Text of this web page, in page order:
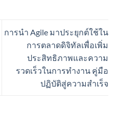
การนำ Agile มาประยุกต์ใช้ใน
การตลาดดิจิทัลเพื่อเพิ่ม
ประสิทธิภาพและความ
รวดเร็วในการทำงาน คู่มือ
ปฏิบัติสู่ความสำเร็จ